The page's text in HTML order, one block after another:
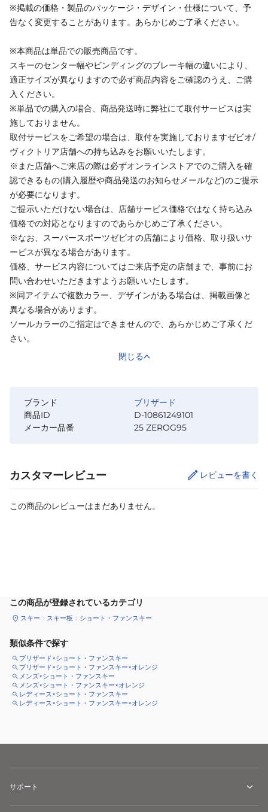
※掲載の価格・製品のパッケージ・デザイン・仕様について、予
告なく変更することがあります。あらかじめご了承ください。
※本商品は単品での販売商品です。
スキーのセンター幅やビンディングのブレーキ幅の違いにより、
適正サイズが異なりますので必ず商品内容をご確認のうえ、ご購
入ください。
※単品での購入の場合、商品発送時に弊社にて取付サービスは実
施しておりません。
取付サービスをご希望の場合は、取付を実施しておりますゼビオ/
ヴィクトリア店舗への持ち込みをお願いいたします。
※また店舗へご来店の際は必ずオンラインストアでのご購入を確
認できるもの(購入履歴や商品発送のお知らせメールなど)のご提示
が必要になります。
ご提示いただけない場合は、店舗サービス価格ではなく持ち込み
価格での対応となりますのであらかじめご了承ください。
※なお、スーパースポーツゼビオの店舗により価格、取り扱いサ
ービスが異なる場合があります。
価格、サービス内容についてはご来店予定の店舗まで、事前にお
問い合わせいただきますようお願いいたします。
※同アイテムで複数カラー、デザインがある場合は、掲載画像と
異なる場合があります。
ソールカラーのご指定はできませんので、あらかじめご了承くだ
さい。
閉じる
ブランド
ブリザード
商品ID
D-10861249101
メーカー品番
25 ZEROG95
カスタマーレビュー レビューを書く
この商品のレビューはまだありません。
この商品が登録されているカテゴリ
スキー スキー板 ショート・ファンスキー
類似条件で探す
ブリザード×ショート・ファンスキー
ブリザード×ショート・ファンスキー×オレンジ
メンズ×ショート・ファンスキー
メンズ×ショート・ファンスキー×オレンジ
レディース×ショート・ファンスキー
レディース×ショート・ファンスキー×オレンジ
サポート